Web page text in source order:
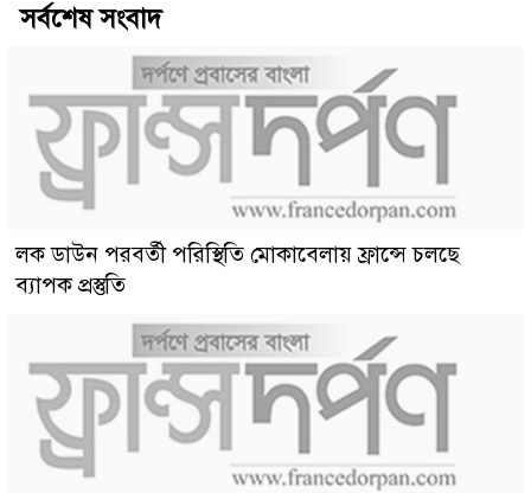
সর্বশেষ সংবাদ
লক ডাউন পরবর্তী পরিস্থিতি মোকাবেলায় ফ্রান্সে চলছে
ব্যাপক প্রস্তুতি